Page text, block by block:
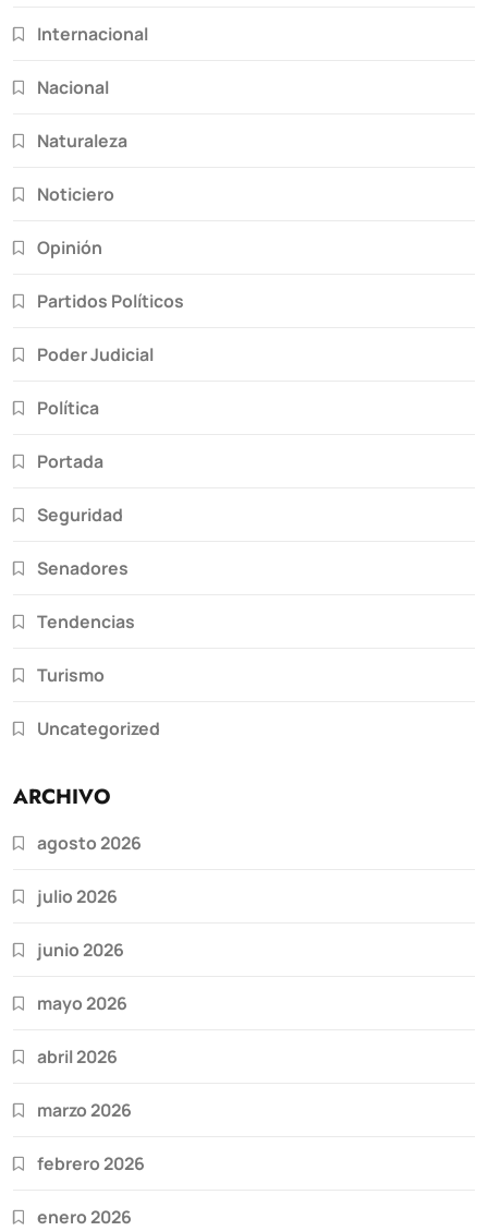
Internacional
Nacional
Naturaleza
Noticiero
Opinión
Partidos Políticos
Poder Judicial
Política
Portada
Seguridad
Senadores
Tendencias
Turismo
Uncategorized
ARCHIVO
agosto 2026
julio 2026
junio 2026
mayo 2026
abril 2026
marzo 2026
febrero 2026
enero 2026